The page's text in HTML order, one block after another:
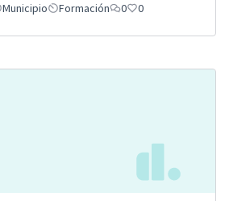
Municipio Formación 0 0